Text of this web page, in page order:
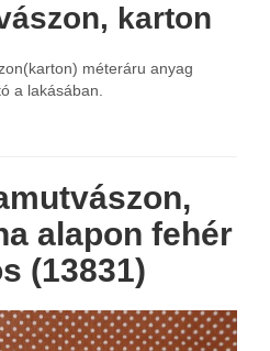
karton
méteráru anyag
a lakásában.
alapon fehér
(13831)